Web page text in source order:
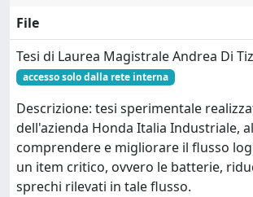
File
Tesi di Laurea Magistrale Andrea Di
accesso solo dalla rete interna
Descrizione: tesi sperimentale
dell'azienda Honda Italia Industriale,
comprendere e migliorare il flusso
un item critico, ovvero le batterie,
sprechi rilevati in tale flusso.